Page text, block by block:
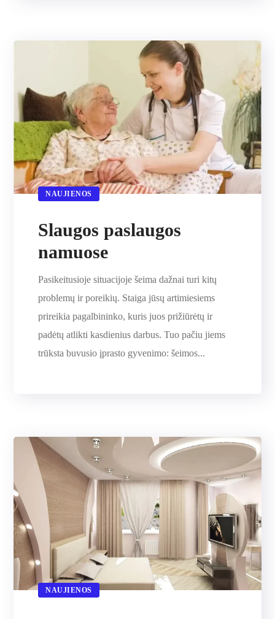
NAUJIENOS
Slaugos paslaugos
namuose
Pasikeitusioje situacijoje šeima dažnai turi kitų
problemų ir poreikių. Staiga jūsų artimiesiems
prireikia pagalbininko, kuris juos prižiūrėtų ir
padėtų atlikti kasdienius darbus. Tuo pačiu jiems
trūksta buvusio įprasto gyvenimo: šeimos...
NAUJIENOS